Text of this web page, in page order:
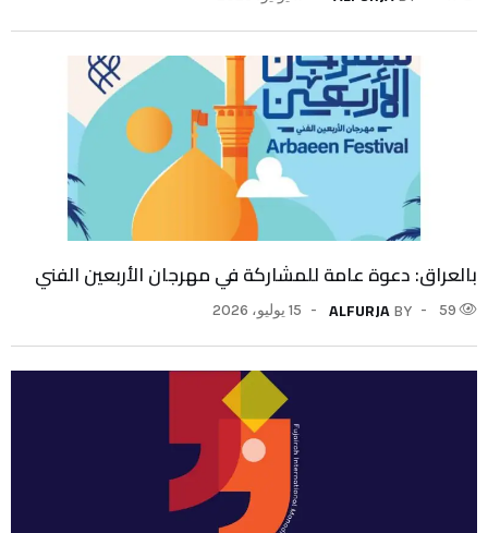
بالعراق: دعوة عامة للمشاركة في مهرجان الأربعين الفني
59
BY
ALFURJA 15 يوليو، 2026